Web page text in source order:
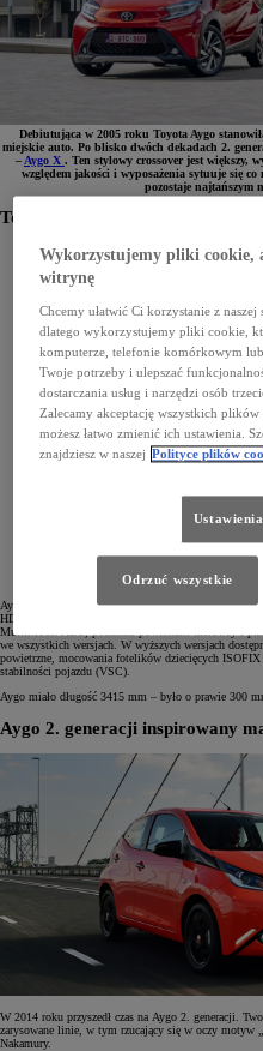
Debiutująca w 2005 roku Toyota Aygo
miejskie auto. Po blisko dwóch dekadach 2.
– Aygo X . Ten stylowy crossover jest większy,
względem jakości i wyposażenia sytuuje się
pozostaje najtańszym
Toyota Aygo – oryginalność i styl
1. generacja Toyoty Aygo powstała z myślą
charakteryzował się nowoczesną,
niepodobną do niewyróżniających się i
Coraz to nowe edycje specjalne, wyjątkowe
Aygo wyposażono w 68-konny benzynowy silnik
HDi o mocy 54 KM. Obok 5-stopniowej manualnej
MultiMode. ABS, poduszki powietrzne kierowcy i
we wszystkich wersjach. W wyższych wersjach
powietrzne, mocowania fotelików dziecięcych
stabilności pojazdu (VSC).
Aygo miało długość 3415 mm – było o prawie 300
Aygo 2. generacji inspirowany
W 2014 roku przyszedł czas na Aygo 2. generacji.
zarysowane linie, w tym rzucający się w oczy motyw
Nakamury.
Wykorzystujemy pliki cookie,
witrynę
Chcemy ułatwić Ci korzystanie z
dlatego wykorzystujemy pliki cookie,
komputerze, telefonie komórkowym
Twoje potrzeby i ulepszać
dostarczania usług i narzędzi osób
Zalecamy akceptację wszystkich
możesz łatwo zmienić ich ustawienia.
znajdziesz w naszej Polityce plików
Odrzuć wszystkie